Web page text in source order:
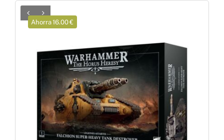
Juegos de Rol
Ahorra 16.00 €